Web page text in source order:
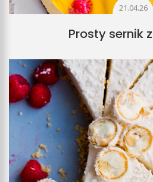
21.04.26
Prosty sernik